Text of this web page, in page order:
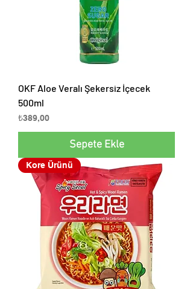
OKF Aloe Veralı Şekersiz İçecek
500ml
Fiyat
₺389,00
Sepete Ekle
Kore Ürünü